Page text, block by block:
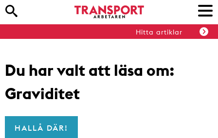
Hitta artiklar
Du har valt att läsa om:
Graviditet
HALLÅ DÄR!